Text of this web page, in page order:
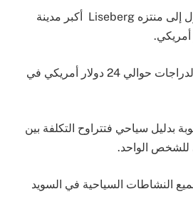
في حين تبلغ تكلفة الدخول إلى منتزه Liseberg أكبر مدينة
تبلغ تكلفة استئجار الدراجات حوالي 24 دولار أمريكي في
بدليل سياحي فتتراوح التكلفة بين
النشاطات السياحية في السويد